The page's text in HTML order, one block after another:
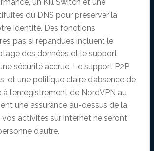
un Kill Switch et une
du DNS pour préserver la
identité. Des fonctions
pas si répandues incluent le
des données et le support
sécurité accrue. Le support P2P
et une politique claire d’absence de
à l’enregistrement de NordVPN au
une assurance au-dessus de la
activités sur internet ne seront
d’autre.